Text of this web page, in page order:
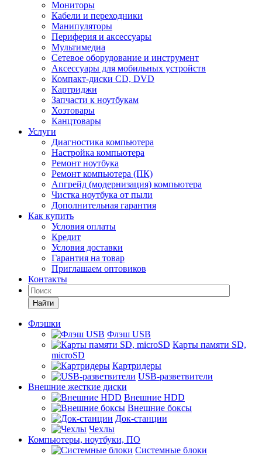
Мониторы
Кабели и переходники
Манипуляторы
Периферия и аксессуары
Мультимедиа
Сетевое оборудование и инструмент
Аксессуары для мобильных устройств
Компакт-диски CD, DVD
Картриджи
Запчасти к ноутбукам
Хозтовары
Канцтовары
Услуги
Диагностика компьютера
Настройка компьютера
Ремонт ноутбука
Ремонт компьютера (ПК)
Апгрейд (модернизация) компьютера
Чистка ноутбука от пыли
Дополнительная гарантия
Как купить
Условия оплаты
Кредит
Условия доставки
Гарантия на товар
Приглашаем оптовиков
Контакты
Найти
Флэшки
Флэш USB
Карты памяти SD,
microSD
Картридеры
USB-разветвители
Внешние жесткие диски
Внешние HDD
Внешние боксы
Док-станции
Чехлы
Компьютеры, ноутбуки, ПО
Системные блоки